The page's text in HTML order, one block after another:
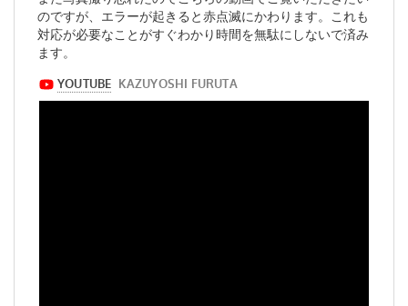
のですが、エラーが起きると赤点滅にかわります。これも
対応が必要なことがすぐわかり時間を無駄にしないで済み
ます。